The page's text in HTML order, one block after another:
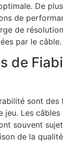
De
de
de
par le câble.
de
sont des
jeu. Les câbles
souvent
de la